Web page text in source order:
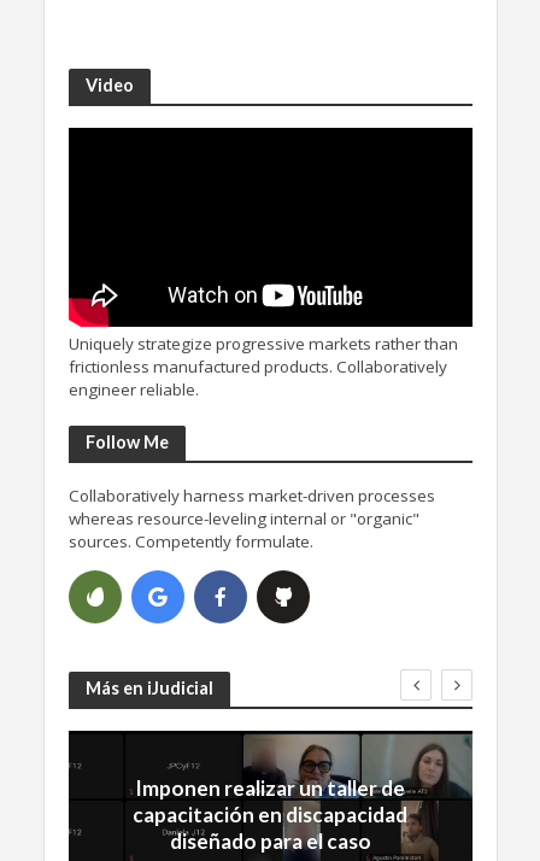
Video
Uniquely strategize progressive markets rather than
frictionless manufactured products. Collaboratively
engineer reliable.
Follow Me
Collaboratively harness market-driven processes
whereas resource-leveling internal or "organic"
sources. Competently formulate.
Más en iJudicial
Imponen realizar un taller de
capacitación en discapacidad
diseñado para el caso